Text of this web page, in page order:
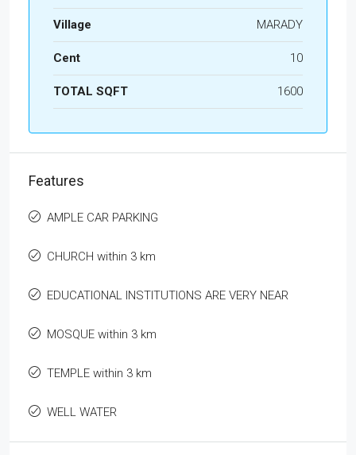
Village MARADY
Cent 10
TOTAL SQFT 1600
Features
AMPLE CAR PARKING
CHURCH within 3 km
EDUCATIONAL INSTITUTIONS ARE VERY NEAR
MOSQUE within 3 km
TEMPLE within 3 km
WELL WATER